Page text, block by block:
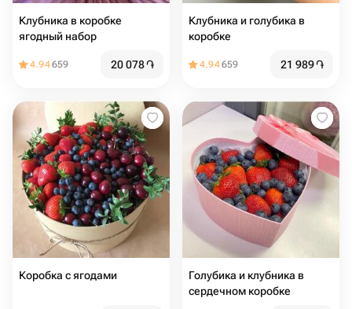
Клубника в коробке
ягодный набор
4.94659 20 078֏
Клубника и голубика в
коробке
4.94659 21 989֏
Коробка с ягодами
Голубика и клубника в
сердечном коробке